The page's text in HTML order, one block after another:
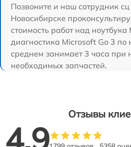
Позвоните и наш сотрудник
Новосибирске
стоимость работ над ноутбука
диагностика Microsoft Go 3 по
среднем занимает 3 часа при
необходимых запчастей.
Отзывы
4.9